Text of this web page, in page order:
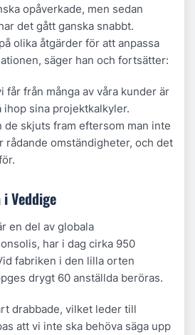
opåverkade, men sedan
det gått ganska snabbt.
olika åtgärder för att anpassa
säger han och fortsätter:
får från många av våra kunder är
ihop sina projektkalkyler.
de skjuts fram eftersom man inte
rådande omständigheter, och det
Veddige
en del av globala
har i dag cirka 950
fabriken i den lilla orten
drygt 60 anställda beröras.
drabbade, vilket leder till
att vi inte ska behöva säga upp